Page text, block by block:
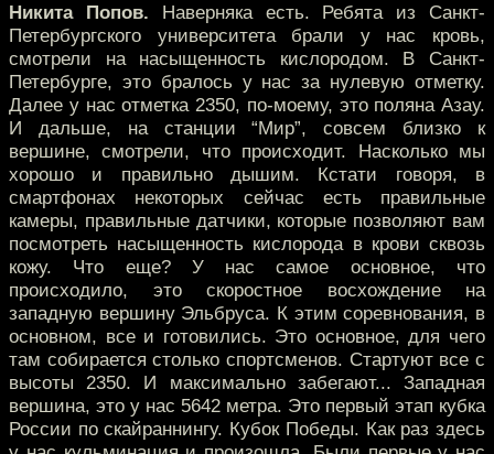
Никита Попов. Наверняка есть. Ребята из Санкт-
Петербургского университета брали у нас кровь,
смотрели на насыщенность кислородом. В Санкт-
Петербурге, это бралось у нас за нулевую отметку.
Далее у нас отметка 2350, по-моему, это поляна Азау.
И дальше, на станции “Мир”, совсем близко к
вершине, смотрели, что происходит. Насколько мы
хорошо и правильно дышим. Кстати говоря, в
смартфонах некоторых сейчас есть правильные
камеры, правильные датчики, которые позволяют вам
посмотреть насыщенность кислорода в крови сквозь
кожу. Что еще? У нас самое основное, что
происходило, это скоростное восхождение на
западную вершину Эльбруса. К этим соревнования, в
основном, все и готовились. Это основное, для чего
там собирается столько спортсменов. Стартуют все с
высоты 2350. И максимально забегают... Западная
вершина, это у нас 5642 метра. Это первый этап кубка
России по скайраннингу. Кубок Победы. Как раз здесь